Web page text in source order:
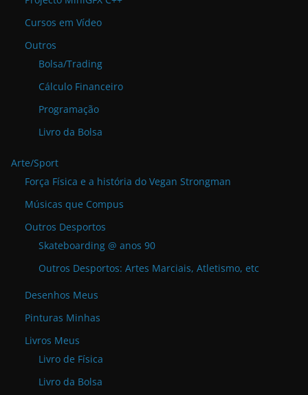
Cursos em Vídeo
Outros
Bolsa/Trading
Cálculo Financeiro
Programação
Livro da Bolsa
Arte/Sport
Força Física e a história do Vegan Strongman
Músicas que Compus
Outros Desportos
Skateboarding @ anos 90
Outros Desportos: Artes Marciais, Atletismo, etc
Desenhos Meus
Pinturas Minhas
Livros Meus
Livro de Física
Livro da Bolsa